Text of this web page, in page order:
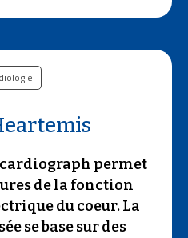
permet
de la fonction
du coeur. La
se base sur des